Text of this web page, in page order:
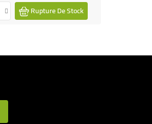
Rupture De Stock